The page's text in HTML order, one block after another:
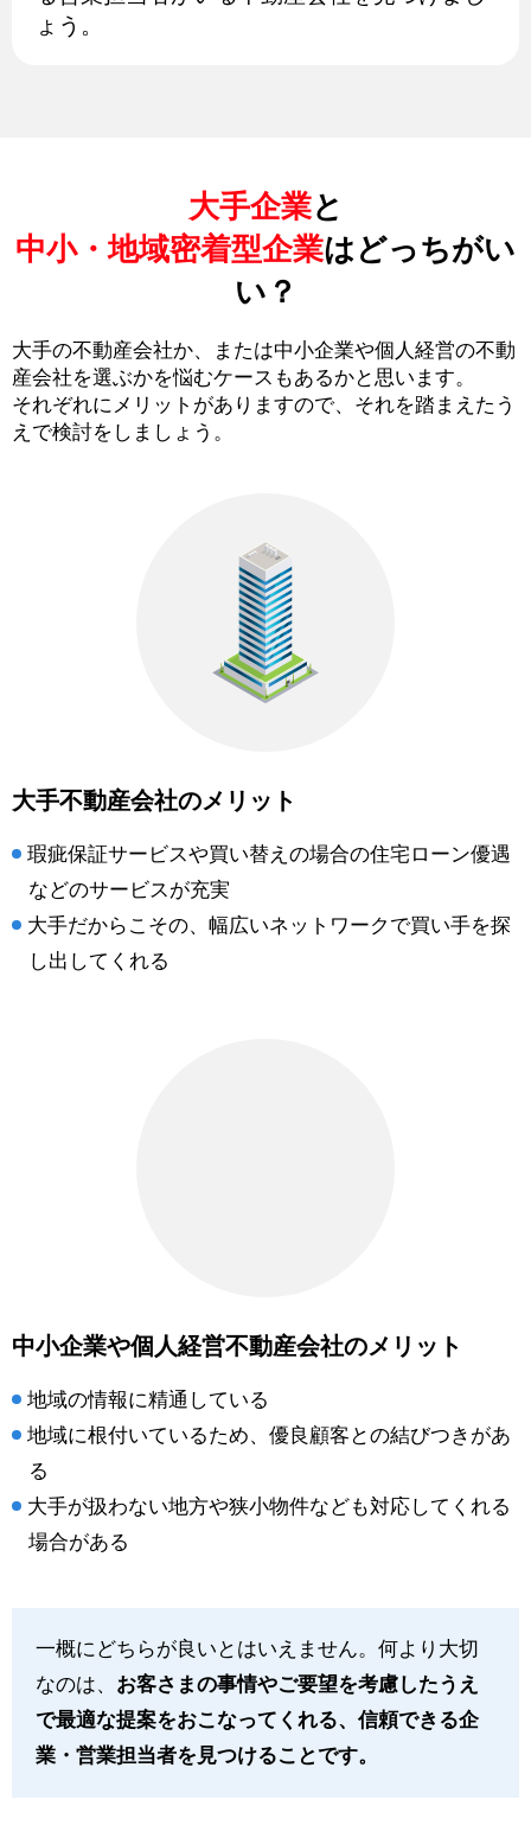
ょう。
大手企業と
中小・地域密着型企業はどっちがい
い？
大手の不動産会社か、または中小企業や個人経営の不動
産会社を選ぶかを悩むケースもあるかと思います。
それぞれにメリットがありますので、それを踏まえたう
えで検討をしましょう。
大手不動産会社のメリット
瑕疵保証サービスや買い替えの場合の住宅ローン優遇
などのサービスが充実
大手だからこその、幅広いネットワークで買い手を探
し出してくれる
中小企業や個人経営不動産会社のメリット
地域の情報に精通している
地域に根付いているため、優良顧客との結びつきがあ
る
大手が扱わない地方や狭小物件なども対応してくれる
場合がある
一概にどちらが良いとはいえません。何より大切
なのは、 お客さまの事情やご要望を考慮したうえ
で最適な提案をおこなってくれる、信頼できる企
業・営業担当者を見つけることです。